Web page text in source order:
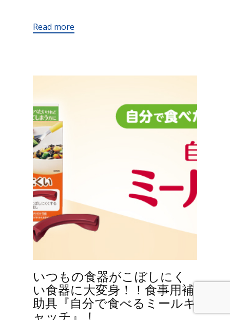
Read more
いつもの食器がこぼしにく
い食器に大変身！！食事用補
助具『自分で食べるミールキ
ャッチ』！